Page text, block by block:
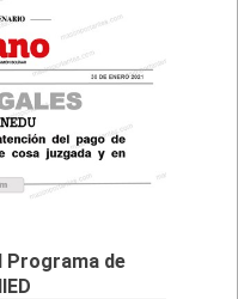
Programa de